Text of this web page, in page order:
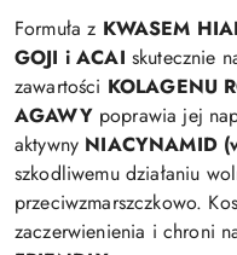
Formuła z KWASEM
GOJI i ACAI skutecznie
zawartości KOLAGENU
AGAWY poprawia jej
aktywny NIACYNAMID
szkodliwemu działaniu
przeciwzmarszczkowo.
zaczerwienienia i chroni